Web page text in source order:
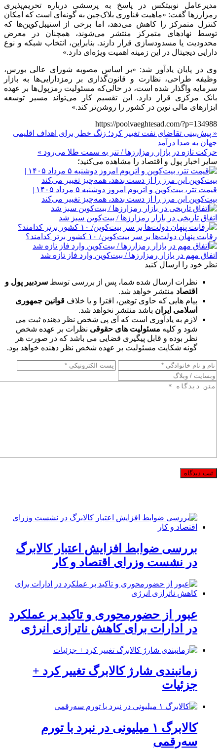
مدیرعامل نوبیتکس در پاسخ به پرسشی درباره تحریم‌پذیری
رمزارزها گفت: «ماهیت فناوری بلاک‌چین به گونه‌ای است که امکان
کنترل متمرکز را کاهش می‌دهد، اما برخی از استیبل‌کوین‌ها که
توسط نهادهای متمرکز منتشر می‌شوند، همچنان در معرض
محدودیت یا مسدودسازی قرار دارند. بنابراین، انتخاب شبکه و نوع
دارایی دیجیتال در این زمینه اهمیت ویژه‌ای دارد.»
وی در پایان یادآور شد: «بر اساس مصوبه شورای عالی بورس،
وظیفه طراحی، نظارت و قانون‌گذاری بر رمزدارایی‌ها به بازار
سرمایه واگذار شده است، در حالی‌که مسئولیت رمزپول‌ها بر عهده
بانک مرکزی قرار دارد. این تقسیم کار می‌تواند مسیر توسعه
ابزارهای مالی نوین در کشور را روشن‌تر کند.»
https://poolvaeghtesad.com/?p=134988
« پیش‌بینی تقاضای نفت تغییر کرد؛ زنگ خطر برای اهداف اقلیمی
جهان به صدا درآمد
حرکت تازه در بازار رمزارزها / تتر به سمت طلا می‌رود »
سایر اخبار پول و اقتصاد را مشاهده می‌کنید؛
قیمت تتر، بیت‌کوین و اتریوم امروز دوشنبه ۵ مرداد ۱۴۰۵ |
بیت‌کوین این مرز را از دست بدهد، همه‌چیز تغییر می‌کند
اتفاق تاریخی در بازار رمزارزها / بیت‌کوین سبز شد
رقابت پنهان دولت‌ها بر سر بیت‌کوین/ ۱۰ کشور برتر کدامند؟
اتفاق مهم در بازار رمزارزها / بیت‌کوین وارد فاز تازه شد
نظر خود را ارسال کنید
نظرات ارسال شده شما، پس از بررسی توسط سردبیر پول و
اقتصاد منتشر خواهد شد.
پیام هایی که حاوی توهین، افترا و یا خلاف قوانین جمهوری
اسلامی ایران باشد منتشر نخواهد شد.
لازم به یادآوری است که آی پی شخص نظر دهنده ثبت می
شود و کلیه مسئولیت های حقوقی نظرات بر عهده شخص
نظر بوده و قابل پیگیری قضایی می باشد که در صورت هر
گونه شکایت مسئولیت بر عهده شخص نظر دهنده خواهد بود.
بررسی ضوابط افزایش اعتبار کالابرگ
در نشست وزرای اقتصاد و کار
عبور از حضورمحوری و تاکید بر عملکرد
در ادارات برای کاهش ناترازی انرژی
زمانبندی شارژ کالابرگ تغییر کرد +
جزئیات
کالابرگ ۱ میلیونی در نبرد با تورم
سه‌رقمی